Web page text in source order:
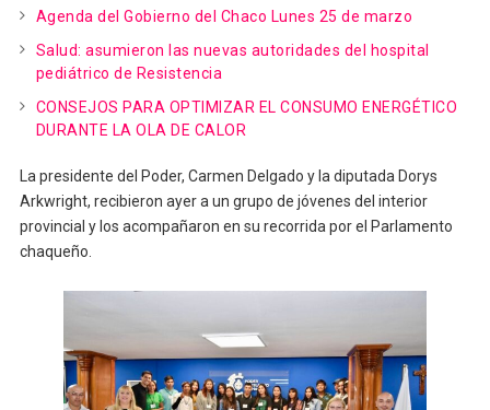
Agenda del Gobierno del Chaco Lunes 25 de marzo
Salud: asumieron las nuevas autoridades del hospital
pediátrico de Resistencia
CONSEJOS PARA OPTIMIZAR EL CONSUMO ENERGÉTICO
DURANTE LA OLA DE CALOR
La presidente del Poder, Carmen Delgado y la diputada Dorys
Arkwright, recibieron ayer a un grupo de jóvenes del interior
provincial y los acompañaron en su recorrida por el Parlamento
chaqueño.